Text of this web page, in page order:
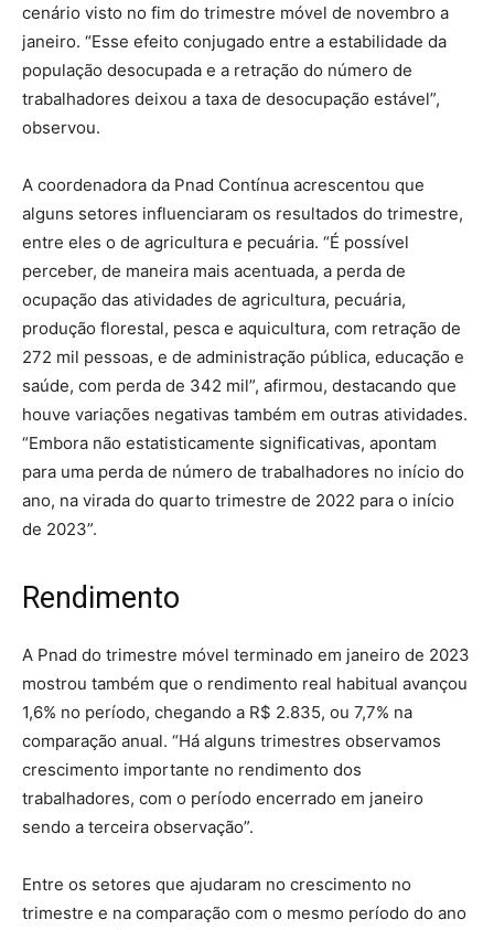
cenário visto no fim do trimestre móvel de novembro a
janeiro. “Esse efeito conjugado entre a estabilidade da
população desocupada e a retração do número de
trabalhadores deixou a taxa de desocupação estável”,
observou.
A coordenadora da Pnad Contínua acrescentou que
alguns setores influenciaram os resultados do trimestre,
entre eles o de agricultura e pecuária. “É possível
perceber, de maneira mais acentuada, a perda de
ocupação das atividades de agricultura, pecuária,
produção florestal, pesca e aquicultura, com retração de
272 mil pessoas, e de administração pública, educação e
saúde, com perda de 342 mil”, afirmou, destacando que
houve variações negativas também em outras atividades.
“Embora não estatisticamente significativas, apontam
para uma perda de número de trabalhadores no início do
ano, na virada do quarto trimestre de 2022 para o início
de 2023”.
Rendimento
A Pnad do trimestre móvel terminado em janeiro de 2023
mostrou também que o rendimento real habitual avançou
1,6% no período, chegando a R$ 2.835, ou 7,7% na
comparação anual. “Há alguns trimestres observamos
crescimento importante no rendimento dos
trabalhadores, com o período encerrado em janeiro
sendo a terceira observação”.
Entre os setores que ajudaram no crescimento no
trimestre e na comparação com o mesmo período do ano